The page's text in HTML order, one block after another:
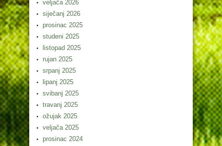
veljača 2026
siječanj 2026
prosinac 2025
studeni 2025
listopad 2025
rujan 2025
srpanj 2025
lipanj 2025
svibanj 2025
travanj 2025
ožujak 2025
veljača 2025
prosinac 2024